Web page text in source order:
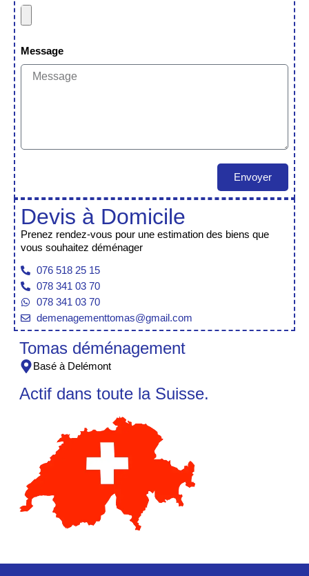
Message
Envoyer
Alternative:
Tomas déménagement
Basé à Delémont
Actif dans toute la Suisse.
Devis à Domicile
Prenez rendez-vous pour une estimation des biens que
vous souhaitez déménager
076 518 25 15
078 341 03 70
078 341 03 70
demenagementtomas@gmail.com